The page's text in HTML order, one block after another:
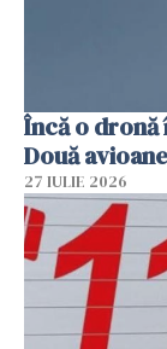
Încă o dronă
Două
27 IULIE 2026